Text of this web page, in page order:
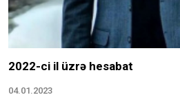
2022-ci il üzrə hesabat
04.01.2023